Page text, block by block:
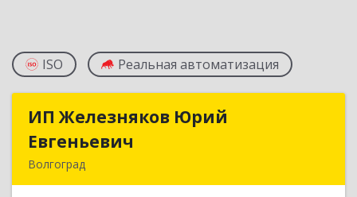
ISO Реальная автоматизация
ИП Железняков Юрий
Евгеньевич
Волгоград
ИП Железняков Юрий